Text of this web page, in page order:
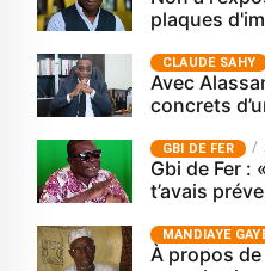
plaques
CLAUDE SAHY
Avec
concrets
GBI DE FER
Gbi de Fer :
t’avais
MANDIAYE
À propos